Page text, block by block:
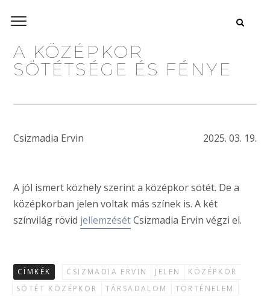
A KÖZÉPKOR
SÖTÉTSÉGE ÉS FÉNYE
Csizmadia Ervin 2025. 03. 19.
A jól ismert közhely szerint a középkor sötét. De a
középkorban jelen voltak más színek is. A két
színvilág rövid jellemzésétCsizmadia Ervin végzi el.
CÍMKÉK CSIZMADIA ERVIN JELEN
KÖZÉPKOR
SÖTÉT KÖZÉPKOR
TÁRSADALOM TÖRTÉNELEM